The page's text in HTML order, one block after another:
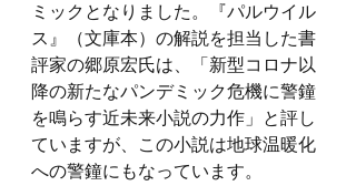
ミックとなりました。『パルウイル
ス』（文庫本）の解説を担当した書
評家の郷原宏氏は、「新型コロナ以
降の新たなパンデミック危機に警鐘
を鳴らす近未来小説の力作」と評し
ていますが、この小説は地球温暖化
への警鐘にもなっています。